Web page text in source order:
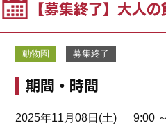
【募集終了】大人
動物園 募集終了
期間・時間
2025年11月08日(土) 9:00